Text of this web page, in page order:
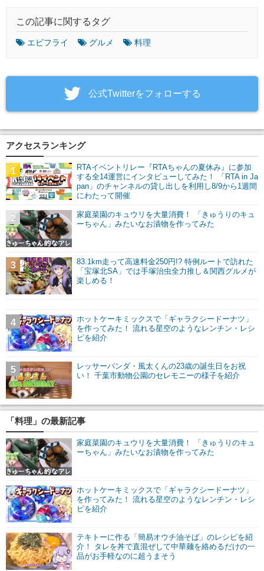
この記事に関するタグ
エビフライ グルメ 料理
‎公式Twitterをフォローする
アクセスランキング
RTAイベントリレー『RTAちゃんの夏休み』に参加
する全14運営にインタビューしてみた！ 「RTA in Ja
pan」のチャンネルの貸し出しを利用し8/9から1週間
にわたって開催
1
家庭菜園のキュウリを大量消費！ 「きゅうりのキュ
ーちゃん」みたいなお漬物を作ってみた
2
83.1km走って高速料金250円!? 特例ルートで訪れた
「宝塚北SA」では手塚治虫全力推し＆関西グルメが
楽しめる！
3
ホットケーキミックスで「ギャラクシードーナツ」
を作ってみた！ 流れる星空のようなレンチン・レシ
ピを紹介
4
レッサーパンダ・風太くんの23歳の誕生日をお祝
い！ 千葉市動物公園のセレモニーの様子を紹介
5
「料理」の最新記事
家庭菜園のキュウリを大量消費！ 「きゅうりのキュ
ーちゃん」みたいなお漬物を作ってみた
ホットケーキミックスで「ギャラクシードーナツ」
を作ってみた！ 流れる星空のようなレンチン・レシ
ピを紹介
テキトーに作る「簡易オウチ油そば」のレシピを紹
介！ タレを丼で直混ぜして中華麺を絡めるだけの一
品がお手軽なのに超うまそう